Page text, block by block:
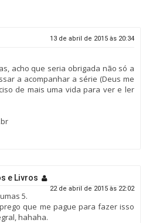
13 de abril de 2015 às 20:34
acho que seria obrigada não só a
a acompanhar a série (Deus me
de mais uma vida para ver e ler
e Livros
22 de abril de 2015 às 22:02
5.
que me pague para fazer isso
hahaha.